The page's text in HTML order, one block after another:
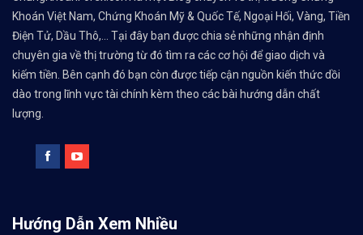
Khoán Việt Nam, Chứng Khoán Mỹ & Quốc Tế, Ngoại Hối, Vàng, Tiền
Điện Tử, Dầu Thô,... Tại đây bạn được chia sẻ những nhận định
chuyên gia về thị trường từ đó tìm ra các cơ hội để giao dịch và
kiếm tiền. Bên cạnh đó bạn còn được tiếp cận nguồn kiến thức dồi
dào trong lĩnh vực tài chính kèm theo các bài hướng dẫn chất
lượng.
Hướng Dẫn Xem Nhiều